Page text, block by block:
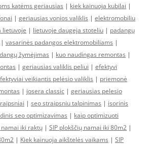
katėms geriausias | kiek kainuoja kubilai |
| geriausias vonios valiklis | elektromobiliu
lietuvoje | lietuvoje daugeja stoteliu | padangų
| vasarinės padangos elektromobiliams |
žymėjimas | kuo naudingas remontas |
| geriausias valiklis peliui | efektyvi
veikiantis pelėsio valiklis | priemonė
| josera classic | geriausias pelesio
| seo straipsniu talpinimas | isorinis
seo optimizavimas | kaip optimizuoti
namai iki raktų | SIP plokščių namai iki 80m2 |
| Kiek kainuoja aikštelės vaikams | SIP